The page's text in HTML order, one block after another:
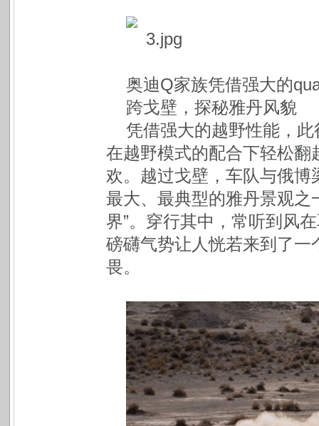
奥迪Q家族凭借强大的
跨戈壁，探秘雅丹风貌
凭借强大的越野性能，
在越野模式的配合下轻松
欢。越过戈壁，车队与俄
最大、最典型的雅丹景观之
界”。穿行其中，常听到风
磅礴气势让人恍若来到了
畏。